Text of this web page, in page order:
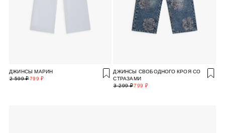
ДЖИНСЫ МАРИН
799 ₽
2 599 ₽
ДЖИНСЫ СВОБОДНОГО КРОЯ СО
СТРАЗАМИ
799 ₽
3 299 ₽